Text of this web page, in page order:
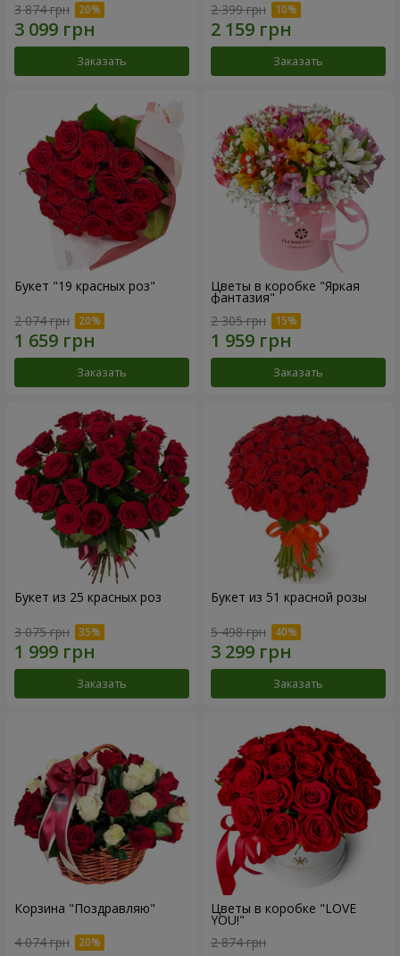
3 874 грн
Заказать
2 399 грн
Заказать
Букет "19 красных роз"
2 074 грн
Заказать
Цветы в коробке "Яркая
фантазия"
2 305 грн
Заказать
Букет из 25 красных роз
3 075 грн
Заказать
Букет из 51 красной розы
5 498 грн
Заказать
Корзина "Поздравляю"
4 074 грн
Цветы в коробке "LOVE
YOU!"
2 874 грн